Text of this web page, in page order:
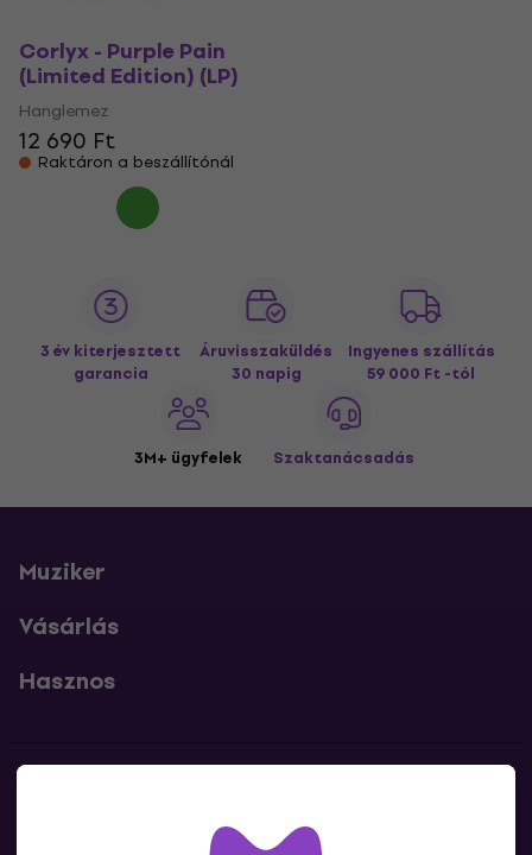
Corlyx - Purple Pain
(Limited Edition) (LP)
Hanglemez
12 690 Ft
Raktáron a beszállítónál
3 év kiterjesztett
garancia
Áruvisszaküldés
30 napig
Ingyenes szállítás
59 000 Ft -tól
3M+ ügyfelek Szaktanácsadás
Muziker
Vásárlás
Hasznos
Lépj kapcsolatba velünk